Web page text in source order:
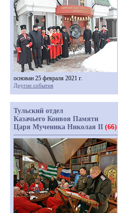
основан 25 февраля 2021 г.
Другие события
Тульский отдел
Казачьего Конвоя Памяти
Царя Мученика Николая II (66)